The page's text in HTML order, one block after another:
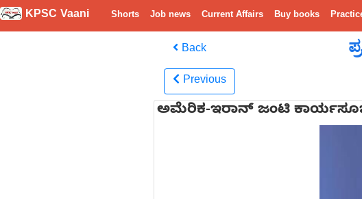
KPSC Vaani Shorts Job news Current Affairs Buy books
Back
Previous
ಅಮೆರಿಕ-ಇರಾನ್ ಜಂಟಿ